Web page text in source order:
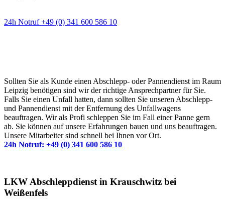
24h Notruf +49 (0) 341 600 586 10
Sollten Sie als Kunde einen Abschlepp- oder Pannendienst im Raum
Leipzig benötigen sind wir der richtige Ansprechpartner für Sie.
Falls Sie einen Unfall hatten, dann sollten Sie unseren Abschlepp-
und Pannendienst mit der Entfernung des Unfallwagens
beauftragen. Wir als Profi schleppen Sie im Fall einer Panne gern
ab. Sie können auf unsere Erfahrungen bauen und uns beauftragen.
Unsere Mitarbeiter sind schnell bei Ihnen vor Ort.
24h Notruf: +49 (0) 341 600 586 10
LKW Abschleppdienst in Krauschwitz bei
Weißenfels